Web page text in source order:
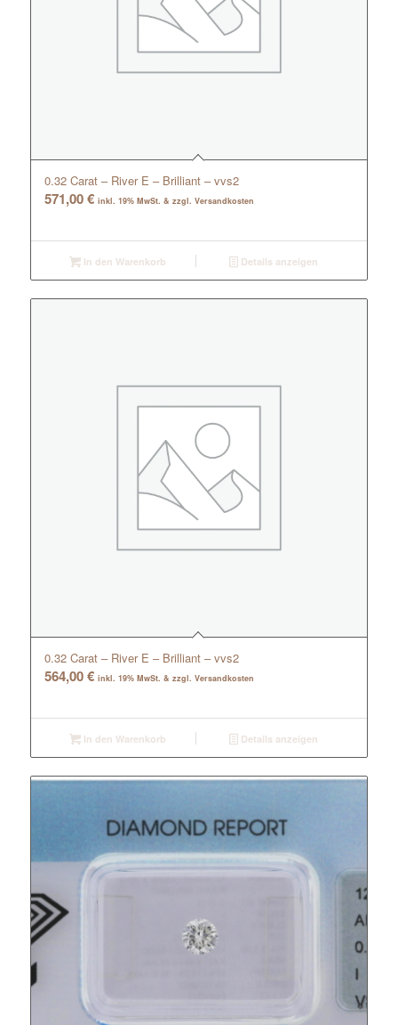
0.32 Carat – River E – Brilliant – vvs2
571,00€ inkl. 19% MwSt. & zzgl. Versandkosten
In den Warenkorb Details anzeigen
0.32 Carat – River E – Brilliant – vvs2
564,00€ inkl. 19% MwSt. & zzgl. Versandkosten
In den Warenkorb Details anzeigen